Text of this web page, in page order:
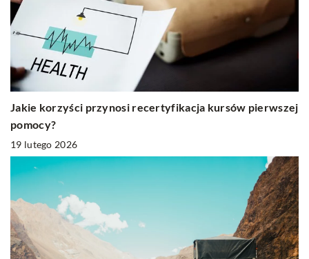
Jakie korzyści przynosi recertyfikacja kursów pierwszej
pomocy?
19 lutego 2026